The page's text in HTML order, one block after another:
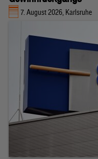
7. August 2026, Karlsruhe